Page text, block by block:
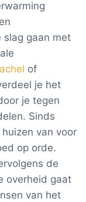
slag gaan met
of
je het
je tegen
Sinds
van voor
op orde.
de
overheid gaat
van het